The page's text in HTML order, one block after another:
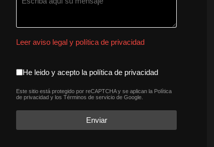
Leer aviso legal y política de privacidad
aceptacion política de
He leido y acepto la política de privacidad
reCAPTCHA*
Este sitio está protegido por reCAPTCHA y se aplican la Política
de privacidad y losTérminos de servicio de Google.
Enviar